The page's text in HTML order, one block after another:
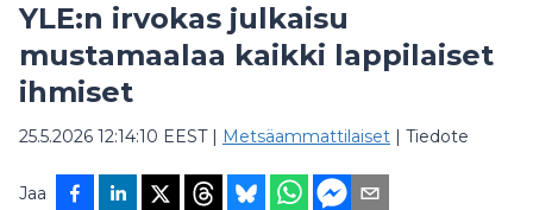
YLE:n irvokas julkaisu
mustamaalaa kaikki lappilaiset
ihmiset
25.5.2026 12:14:10 EEST| Metsäammattilaiset | Tiedote
Jaa